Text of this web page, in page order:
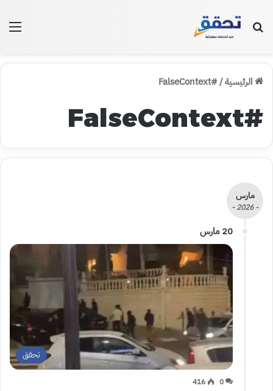
بحث عن
الرئيسية/
#FalseContext
#FalseContext
مارس
- 2026 -
20 مارس
تحقق
0
416